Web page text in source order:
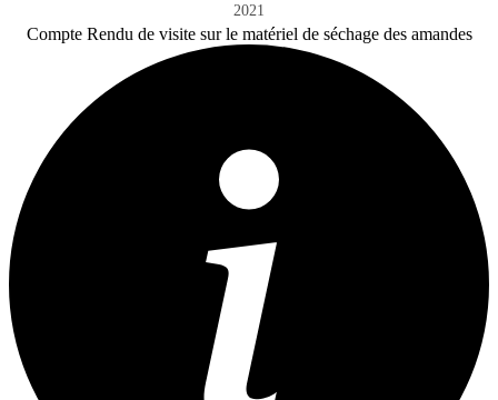
2021
Compte Rendu de visite sur le matériel de séchage des amandes